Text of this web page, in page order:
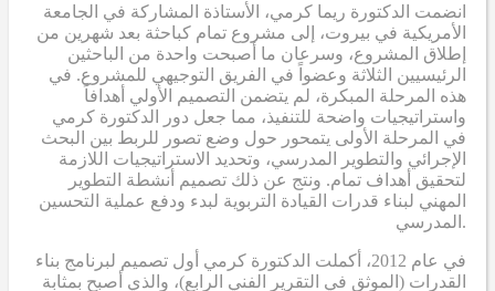
انضمت الدكتورة ريما كرمي، الأستاذة المشاركة في الجامعة
الأمريكية في بيروت، إلى مشروع تمام كباحثة بعد شهرين من
إطلاق المشروع، وسرعان ما أصبحت واحدة من الباحثين
الرئيسيين الثلاثة وعضواً في الفريق التوجيهي للمشروع. في
هذه المرحلة المبكرة، لم يتضمن التصميم الأولي أهدافاً
واستراتيجيات واضحة للتنفيذ، مما جعل دور الدكتورة كرمي
في المرحلة الأولى يتمحور حول وضع تصور للربط بين البحث
الإجرائي والتطوير المدرسي، وتحديد الاستراتيجيات اللازمة
لتحقيق أهداف تمام. ونتج عن ذلك تصميم أنشطة التطوير
المهني لبناء قدرات القيادة التربوية لبدء ودفع عملية التحسين
المدرسي.
في عام 2012، أكملت الدكتورة كرمي أول تصميم لبرنامج بناء
القدرات (الموثق في التقرير الفني الرابع)، والذي أصبح بمثابة